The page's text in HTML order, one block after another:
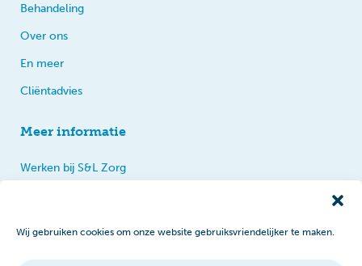
Wij gebruiken cookies om onze website gebruiksvriendelijker te maken.
Behandeling
Over ons
En meer
Cliëntadvies
Meer informatie
Werken bij S&L Zorg